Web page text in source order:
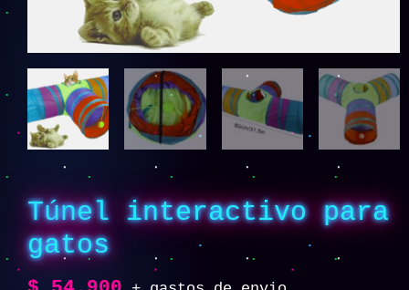
Túnel interactivo para
gatos